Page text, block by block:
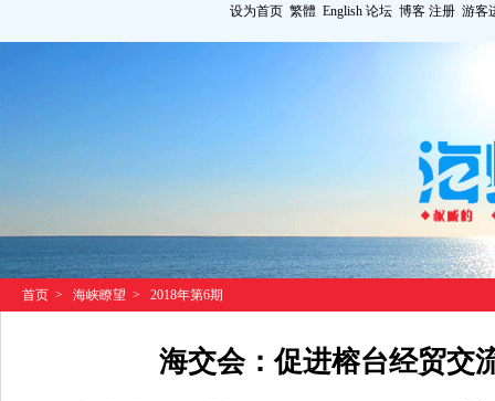
设为首页 繁體 English 论坛 博客 注册 游客
首页 > 海峡瞭望 > 2018年第6期
海交会：促进榕台经贸交